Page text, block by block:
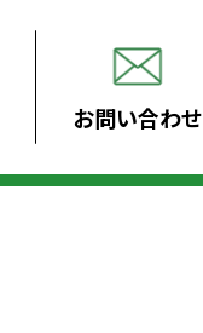
お問い合わせ